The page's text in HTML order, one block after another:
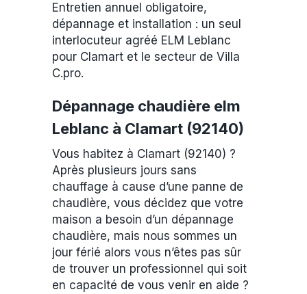
Entretien annuel obligatoire,
dépannage et installation : un seul
interlocuteur agréé ELM Leblanc
pour Clamart et le secteur de Villa
C.pro.
Dépannage chaudière elm
Leblanc à Clamart (92140)
Vous habitez à Clamart (92140) ?
Après plusieurs jours sans
chauffage à cause d’une panne de
chaudière, vous décidez que votre
maison a besoin d’un dépannage
chaudière, mais nous sommes un
jour férié alors vous n’êtes pas sûr
de trouver un professionnel qui soit
en capacité de vous venir en aide ?